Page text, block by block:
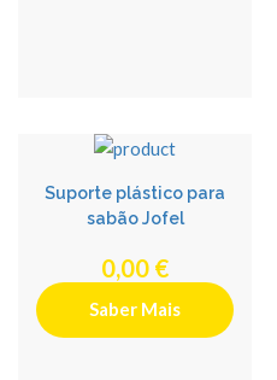
Suporte plástico para
sabão Jofel
0,00 €
Saber Mais